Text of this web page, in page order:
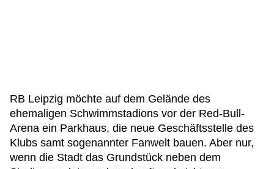
RB Leipzig möchte auf dem Gelände des
ehemaligen Schwimmstadions vor der Red-Bull-
Arena ein Parkhaus, die neue Geschäftsstelle des
Klubs samt sogenannter Fanwelt bauen. Aber nur,
wenn die Stadt das Grundstück neben dem